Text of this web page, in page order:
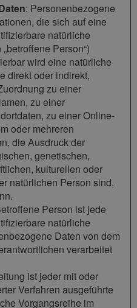
: Personenbezogene
die sich auf eine
natürliche
Person“)
wird eine natürliche
direkt oder indirekt,
zu einer
zu einer
zu einer Online-
oder mehreren
die Ausdruck der
genetischen,
kulturellen oder
natürlichen Person sind,
Person ist jede
natürliche
Daten von dem
verarbeitet
ist jeder mit oder
Verfahren ausgeführte
Vorgangsreihe im